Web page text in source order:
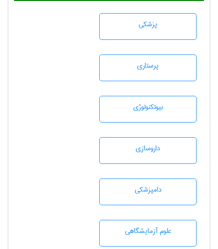
پزشكی
پرستاری
بيوتكنولوژی
داروسازی
دامپزشكی
علوم آزمايشگاهی